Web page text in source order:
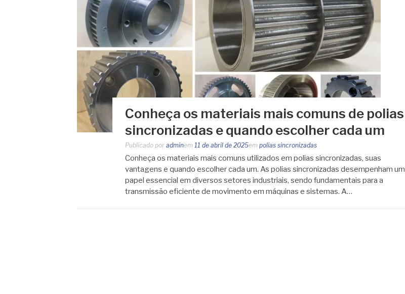
Conheça os materiais mais comuns de polias
sincronizadas e quando escolher cada um
Publicado por adminem 11 de abril de 2025em polias sincronizadas
Conheça os materiais mais comuns utilizados em polias sincronizadas, suas
vantagens e quando escolher cada um. As polias sincronizadas desempenham um
papel essencial em diversos setores industriais, sendo fundamentais para a
transmissão eficiente de movimento em máquinas e sistemas. A…